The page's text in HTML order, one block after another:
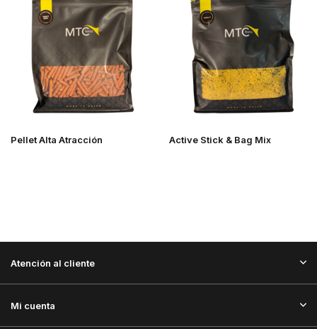
Pellet Alta Atracción Active Stick & Bag Mix
Atención al cliente
Mi cuenta